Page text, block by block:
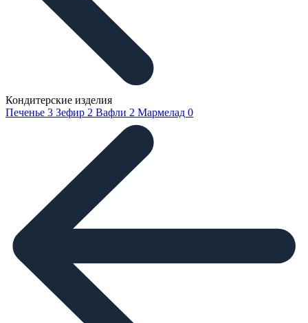
Кондитерские изделия
Печенье 3 Зефир 2 Вафли 2 Мармелад 0